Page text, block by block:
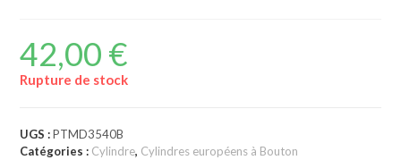
42,00 €
Rupture de stock
UGS :PTMD3540B
Catégories : Cylindre, Cylindres européens à Bouton